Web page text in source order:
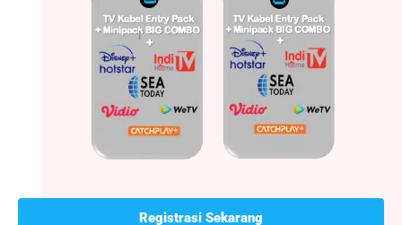
Registrasi Sekarang